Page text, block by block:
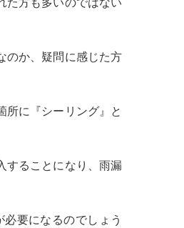
のか、疑問に感じた方
に『シーリング』と
することになり、雨漏
要になるのでしょう